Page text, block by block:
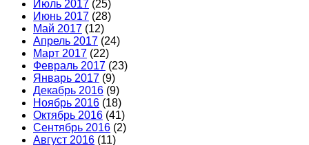
Июль 2017 (25)
Июнь 2017 (28)
Май 2017 (12)
Апрель 2017 (24)
Март 2017 (22)
Февраль 2017 (23)
Январь 2017 (9)
Декабрь 2016 (9)
Ноябрь 2016 (18)
Октябрь 2016 (41)
Сентябрь 2016 (2)
Август 2016 (11)